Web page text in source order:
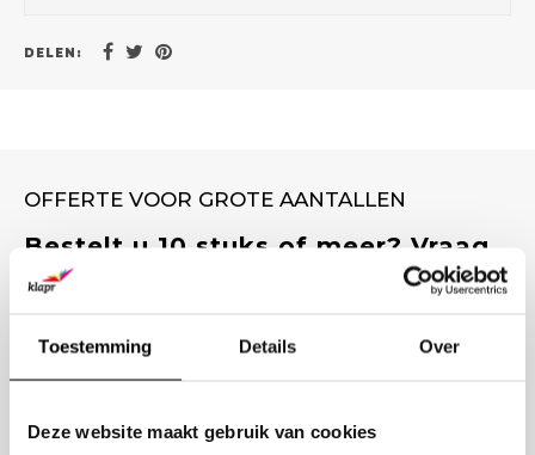
Toestemming Details Over
Deze website maakt gebruik van cookies
DELEN:
OFFERTE VOOR GROTE AANTALLEN
Bestelt u 10 stuks of meer? Vraag
een scherpe offerte aan.
PRODUCT
AANTAL